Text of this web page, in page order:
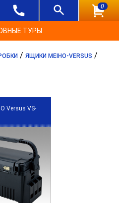
0
ТУРЫ
/ ЯЩИКИ MEIHO-VERSUS /
Versus VS-